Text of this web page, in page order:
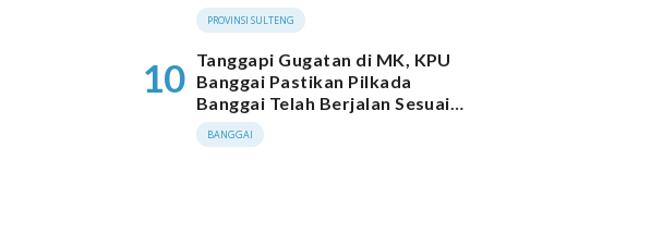
PROVINSI SULTENG
10 Tanggapi Gugatan di MK, KPU
Banggai Pastikan Pilkada
Banggai Telah Berjalan Sesuai
Tahapan
BANGGAI